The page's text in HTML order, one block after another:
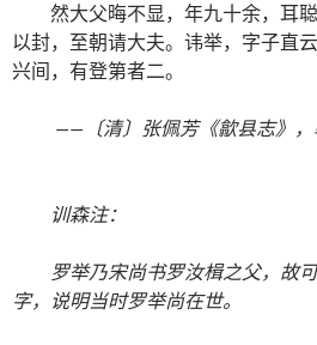
然大父晦不显，年九十余，耳
以封，至朝请大夫。讳举，字子直
兴间，有登第者二。
——〔清〕张佩芳《歙县志》
训森注：
罗举乃宋尚书罗汝楫之父，故
字，说明当时罗举尚在世。